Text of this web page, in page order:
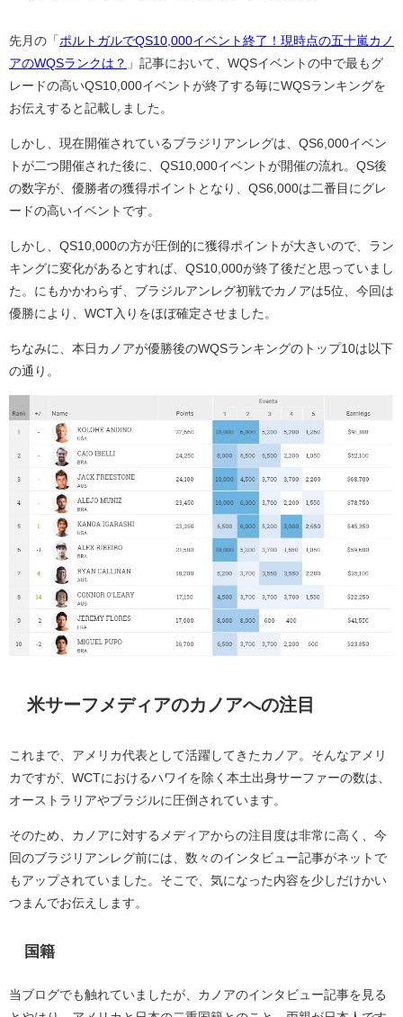
先月の「 ポルトガルでQS10,000イベント終了！現時点の五十嵐カノ
アのWQSランクは？ 」記事において、WQSイベントの中で最もグ
レードの高いQS10,000イベントが終了する毎にWQSランキングを
お伝えすると記載しました。
しかし、現在開催されているブラジリアンレグは、QS6,000イベン
トが二つ開催された後に、QS10,000イベントが開催の流れ。QS後
の数字が、優勝者の獲得ポイントとなり、QS6,000は二番目にグレ
ードの高いイベントです。
しかし、QS10,000の方が圧倒的に獲得ポイントが大きいので、ラン
キングに変化があるとすれば、QS10,000が終了後だと思っていまし
た。にもかかわらず、ブラジルアンレグ初戦でカノアは5位、今回は
優勝により、WCT入りをほぼ確定させました。
ちなみに、本日カノアが優勝後のWQSランキングのトップ10は以下
の通り。
米サーフメディアのカノアへの注目
これまで、アメリカ代表として活躍してきたカノア。そんなアメリ
カですが、WCTにおけるハワイを除く本土出身サーファーの数は、
オーストラリアやブラジルに圧倒されています。
そのため、カノアに対するメディアからの注目度は非常に高く、今
回のブラジリアンレグ前には、数々のインタビュー記事がネットで
もアップされていました。そこで、気になった内容を少しだけかい
つまんでお伝えします。
国籍
当ブログでも触れていましたが、カノアのインタビュー記事を見る